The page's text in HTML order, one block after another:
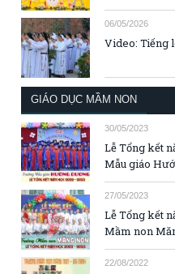
06/05/2026
Video: Tiếng
GIÁO DỤC MẦM NON
30/05/2023
Lễ Tổng kết
Mẫu giáo
27/05/2023
Lễ Tổng kết
Mầm non
22/08/2022